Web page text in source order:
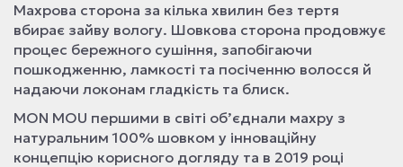
Махрова сторона за кілька хвилин без тертя
вбирає зайву вологу. Шовкова сторона продовжує
процес бережного сушіння, запобігаючи
пошкодженню, ламкості та посіченню волосся й
надаючи локонам гладкість та блиск.
MON MOU першими в світі об’єднали махру з
натуральним 100% шовком у інноваційну
концепцію корисного догляду та в 2019 році